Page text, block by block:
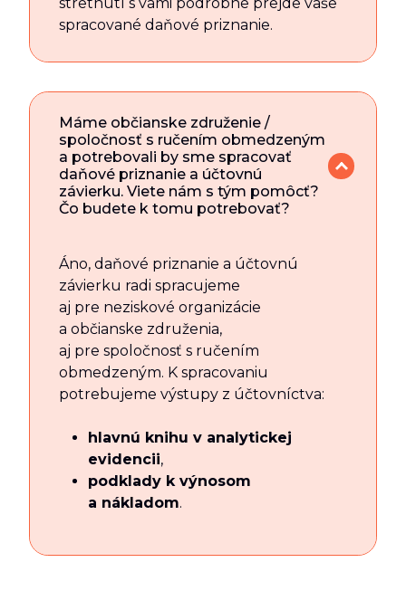
spracované daňové priznanie.
Máme občianske združenie /
spoločnosť s ručením obmedzeným
a potrebovali by sme spracovať
daňové priznanie a účtovnú
závierku. Viete nám s tým pomôcť?
Čo budete k tomu potrebovať?
Áno, daňové priznanie a účtovnú
závierku radi spracujeme
aj pre neziskové organizácie
a občianske združenia,
aj pre spoločnosť s ručením
obmedzeným. K spracovaniu
potrebujeme výstupy z účtovníctva:
hlavnú knihu v analytickej
evidencii,
podklady k výnosom
a nákladom.